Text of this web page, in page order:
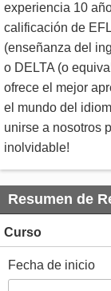
experiencia 10
calificación de
(enseñanza del
o DELTA (o
ofrece el mejor
el mundo del
unirse a nosotros
inolvidable!
Resumen de
Curso
Fecha de inicio